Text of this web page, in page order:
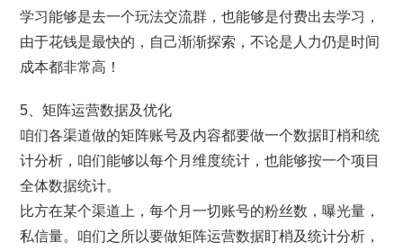
学习能够是去一个玩法交流群，也能够是付费出去学习，
由于花钱是最快的，自己渐渐探索，不论是人力仍是时间
成本都非常高！
5、矩阵运营数据及优化
咱们各渠道做的矩阵账号及内容都要做一个数据盯梢和统
计分析，咱们能够以每个月维度统计，也能够按一个项目
全体数据统计。
比方在某个渠道上，每个月一切账号的粉丝数，曝光量，
私信量。咱们之所以要做矩阵运营数据盯梢及统计分析，